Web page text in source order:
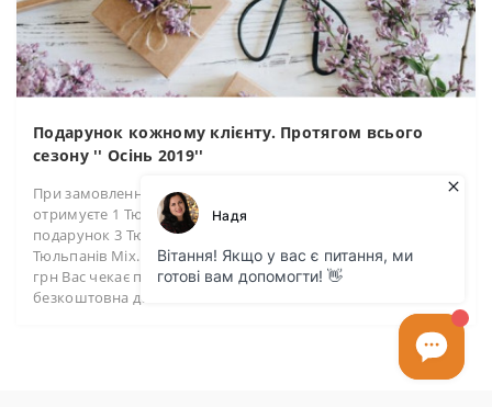
Подарунок кожному клієнту. Протягом всього
сезону '' Осінь 2019''
При замовленні товару на суму 150 грн в подарунок Ви
отримуєте 1 Тюльпан Міх. При замовленні на 300 грн - в
подарунок 3 Тюльпани Міх. При сумі в 600 грн - 10
Тюльпанів Міх. При оформленні замовлення на суму в 850
грн Вас чекає подарунок у10 Тюльпанів Міх і +
безкоштовна доставка!..